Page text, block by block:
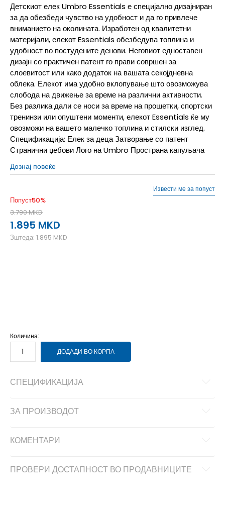
Детскиот елек Umbro Essentials е специјално дизајниран
за да обезбеди чувство на удобност и да го привлече
вниманието на околината. Изработен од квалитетни
материјали, елекот Essentials обезбедува топлина и
удобност во постудените денови. Неговиот едноставен
дизајн со практичен патент го прави совршен за
слоевитост или како додаток на вашата секојдневна
облека. Елекот има удобно вклопување што овозможува
слобода на движење за време на различни активности.
Без разлика дали се носи за време на прошетки, спортски
тренинзи или опуштени моменти, елекот Essentials ќе му
овозможи на вашето малечко топлина и стилски изглед.
Спецификација: Елек за деца Затворање со патент
Странични џебови Лого на Umbro Пространа капуљача
Дознај повеќе
Попуст50%
3.790MKD
1.895 MKD
Зштеда: 1.895 MKD
Извести ме за попуст
Количина:
ДОДАДИ ВО КОРПА
СПЕЦИФИКАЦИЈА
ЗА ПРОИЗВОДОТ
КОМЕНТАРИ
ПРОВЕРИ ДОСТАПНОСТ ВО ПРОДАВНИЦИТЕ